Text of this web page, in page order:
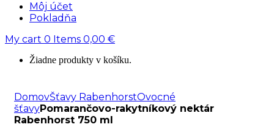
Môj účet
Pokladňa
My cart 0 Items 0,00 €
Žiadne produkty v košíku.
DomovŠťavy RabenhorstOvocné
šťavyPomarančovo-rakytníkový nektár
Rabenhorst 750 ml